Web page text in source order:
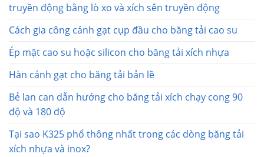
truyền động bằng lò xo và xích sên truyền động
Cách gia công cánh gạt cụp đầu cho băng tải cao su
Ép mặt cao su hoặc silicon cho băng tải xích nhựa
Hàn cánh gạt cho băng tải bản lề
Bẻ lan can dẫn hướng cho băng tải xích chạy cong 90
độ và 180 độ
Tại sao K325 phổ thông nhất trong các dòng băng tải
xích nhựa và inox?